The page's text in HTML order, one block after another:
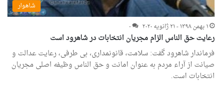
شاهوار
۱ بهمن ۱۳۹۸ - ۲۱ ژانویه ۲۰۲۰
۰
رعایت حق الناس الزام مجریان انتخابات در شاهرود است
فرماندار شاهرود گفت: سلامت، قانونمداری، بی طرفی، رعایت عدالت و
صیانت از آراء مردم به عنوان امانت و حق الناس وظیفه اصلی مجریان
انتخابات است.